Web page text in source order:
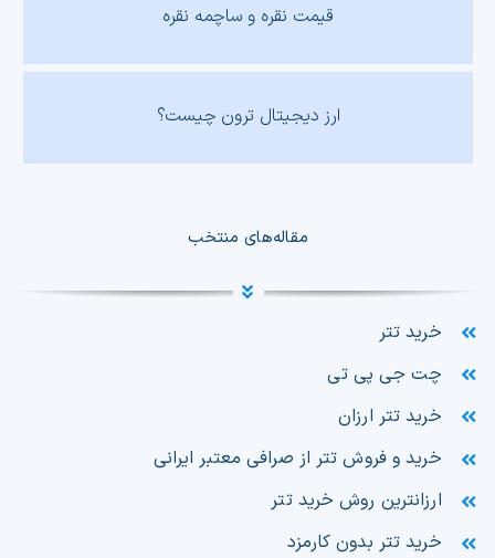
قیمت نقره و ساچمه نقره
ارز دیجیتال ترون چیست؟
مقاله‌های منتخب
خرید تتر
چت جی پی تی
خرید تتر ارزان
خرید و فروش تتر از صرافی معتبر ایرانی
ارزانترین روش خرید تتر
خرید تتر بدون کارمزد